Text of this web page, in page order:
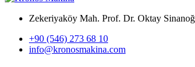
Zekeriyaköy Mah. Prof. Dr. Oktay
+90 (546) 273 68 10
info@kronosmakina.com